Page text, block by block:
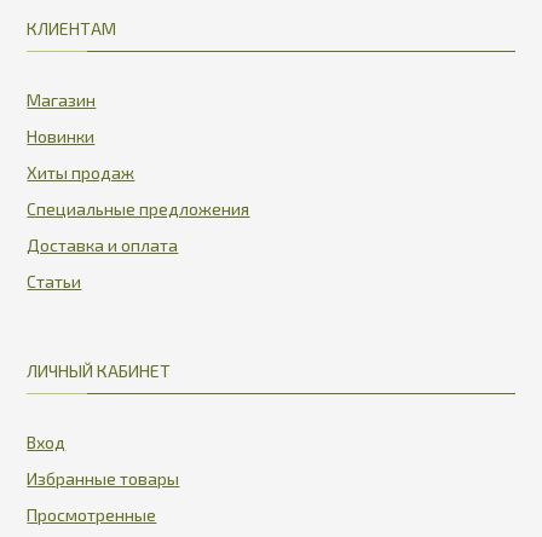
КЛИЕНТАМ
Магазин
Новинки
Хиты продаж
Специальные предложения
Доставка и оплата
Статьи
ЛИЧНЫЙ КАБИНЕТ
Вход
Избранные товары
Просмотренные